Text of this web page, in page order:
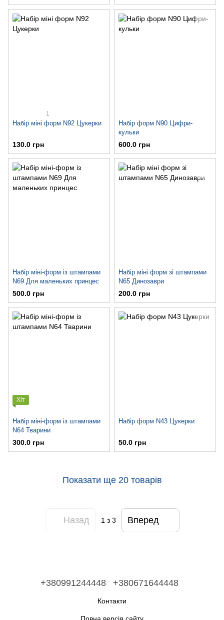
1
Набір міні форм N92 Цукерки
130.0 грн
Набір форм N90 Цифри-
кульки
600.0 грн
Набір міні-форм із штампами
N69 Для маленьких принцес
500.0 грн
Набір міні форм зі штампами
N65 Динозаври
200.0 грн
Хіт
Набір міні-форм із штампами
N64 Тварини
300.0 грн
Набір форм N43 Цукерки
50.0 грн
Показати ще 20 товарів
Назад 1з 3 Вперед
+380991244448 +380671644448
Контакти
Повна версія сайту